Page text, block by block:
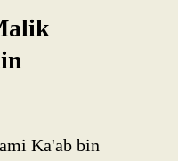
Ka'ab bin